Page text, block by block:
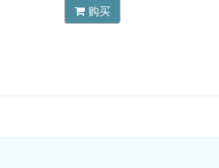
购买